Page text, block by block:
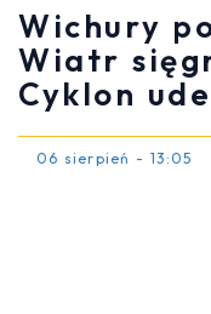
Wichury
Wiatr
Cyklon
06 sierpień - 13:05